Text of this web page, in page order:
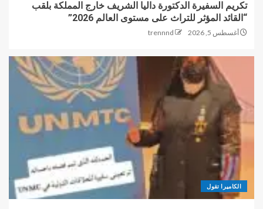
تكريم السفيرة الدكتورة داليا الشريف خارج المملكة بلقب
“القائد المؤثر للتراث على مستوى العالم 2026”
أغسطس 5, 2026 trennnd
الكاميرا تقول